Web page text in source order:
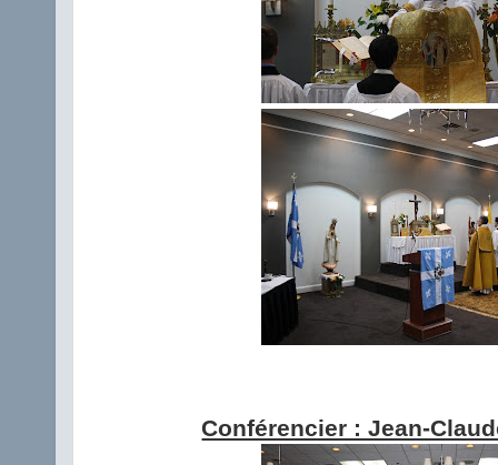
Conférencier : Jean-